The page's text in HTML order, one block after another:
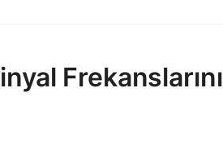
Frekanslarını